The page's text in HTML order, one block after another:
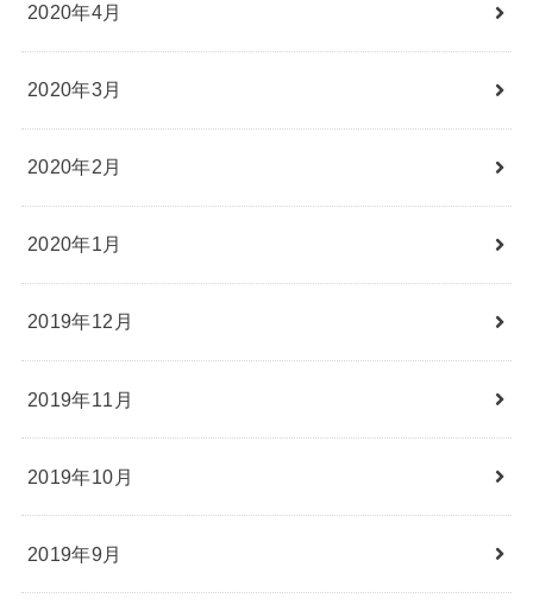
2020年4月
2020年3月
2020年2月
2020年1月
2019年12月
2019年11月
2019年10月
2019年9月